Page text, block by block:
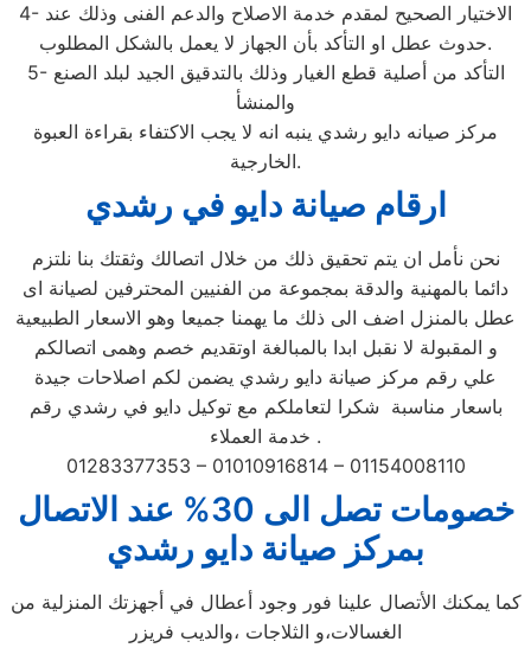
4- الاختيار الصحيح لمقدم خدمة الاصلاح والدعم الفنى وذلك عند
حدوث عطل او التأكد بأن الجهاز لا يعمل بالشكل المطلوب.
5- التأكد من أصلية قطع الغيار وذلك بالتدقيق الجيد لبلد الصنع
والمنشأ
مركز صيانه دايو رشدي ينبه انه لا يجب الاكتفاء بقراءة العبوة
الخارجية.
ارقام صيانة دايو في رشدي
نحن نأمل ان يتم تحقيق ذلك من خلال اتصالك وثقتك بنا نلتزم
دائما بالمهنية والدقة بمجموعة من الفنيين المحترفين لصيانة اى
عطل بالمنزل اضف الى ذلك ما يهمنا جميعا وهو الاسعار الطبيعية
و المقبولة لا نقبل ابدا بالمبالغة اوتقديم خصم وهمى اتصالكم
علي رقم مركز صيانة دايو رشدي يضمن لكم اصلاحات جيدة
باسعار مناسبة شكرا لتعاملكم مع توكيل دايو في رشدي رقم
خدمة العملاء .
01283377353 – 01010916814 – 01154008110
خصومات تصل الى 30% عند الاتصال
بمركز صيانة دايو رشدي
كما يمكنك الأتصال علينا فور وجود أعطال في أجهزتك المنزلية من
الغسالات،و الثلاجات ،والديب فريزر